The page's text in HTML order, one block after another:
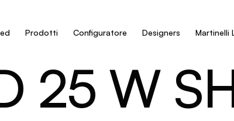
Prodotti Configuratore Designers Martinelli
25 W